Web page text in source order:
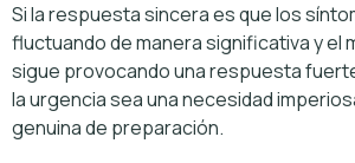
Si la respuesta sincera es que los
fluctuando de manera significativa y el
sigue provocando una respuesta
la urgencia sea una necesidad
genuina de preparación.